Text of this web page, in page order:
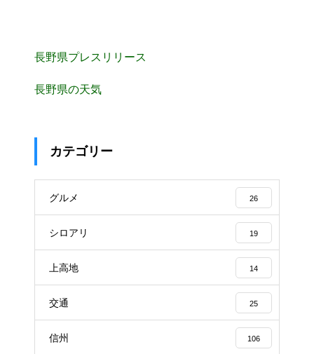
長野県プレスリリース
長野県の天気
カテゴリー
グルメ 26
シロアリ 19
上高地 14
交通 25
信州 106